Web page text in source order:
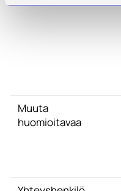
Muuta
huomioitavaa